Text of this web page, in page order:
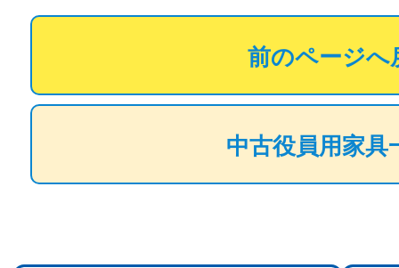
前のページへ
中古役員用家具